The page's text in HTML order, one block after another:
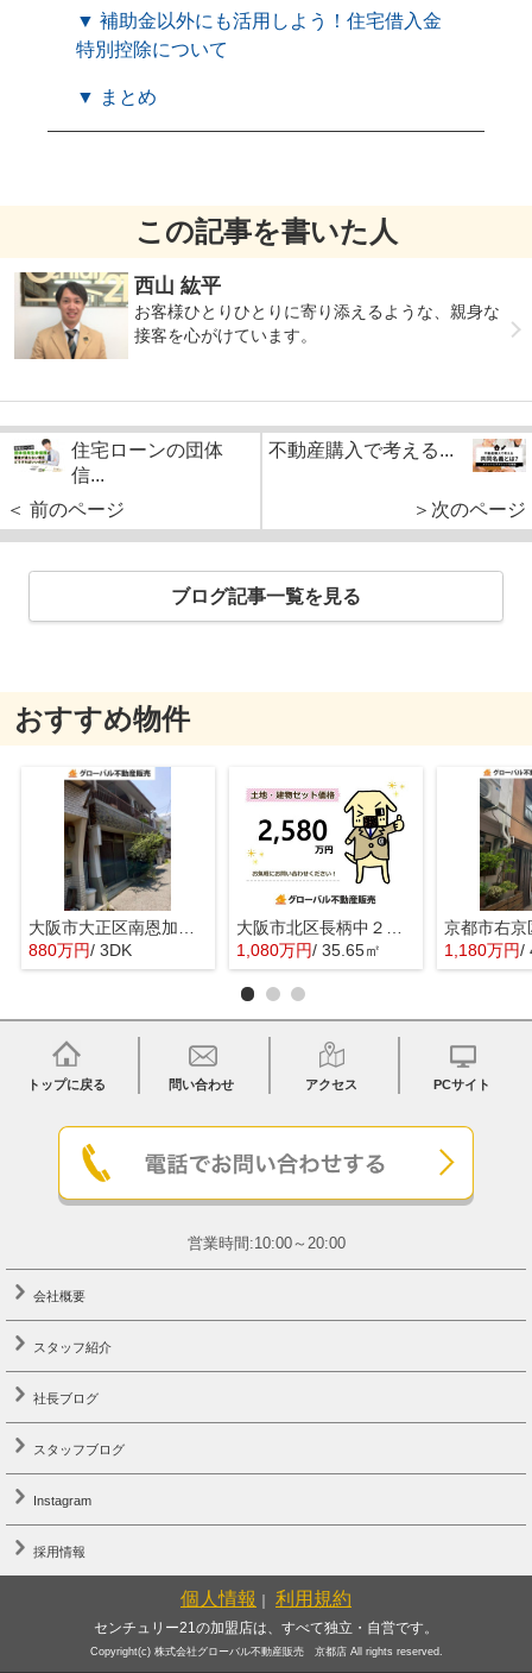
▼ 補助金以外にも活用しよう！住宅借入金
特別控除について
▼ まとめ
この記事を書いた人
西山 紘平
お客様ひとりひとりに寄り添えるような、親身な
接客を心がけています。
住宅ローンの団体
信...
＜ 前のページ
不動産購入で考える...
＞次のページ
ブログ記事一覧を見る
おすすめ物件
880万円/ 3DK
1,080万円/ 35.65㎡ 1,180万円/
トップに戻る 問い合わせ アクセス PCサイト
営業時間:10:00～20:00
会社概要
スタッフ紹介
社長ブログ
スタッフブログ
Instagram
採用情報
個人情報 利用規約
センチュリー21の加盟店は、すべて独立・自営です。
Copyright(c) 株式会社グローバル不動産販売 京都店 All rights reserved.